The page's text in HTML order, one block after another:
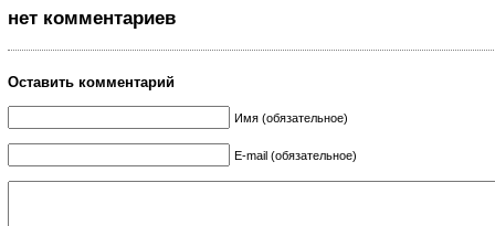
нет комментариев
Оставить комментарий
Имя (обязательное)
E-mail (обязательное)